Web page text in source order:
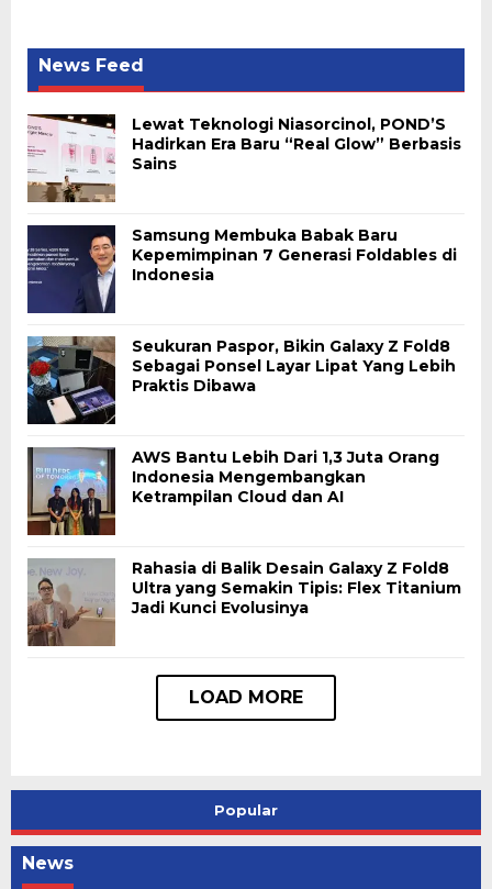
News Feed
Lewat Teknologi Niasorcinol, POND’S
Hadirkan Era Baru “Real Glow” Berbasis
Sains
Samsung Membuka Babak Baru
Kepemimpinan 7 Generasi Foldables di
Indonesia
Seukuran Paspor, Bikin Galaxy Z Fold8
Sebagai Ponsel Layar Lipat Yang Lebih
Praktis Dibawa
AWS Bantu Lebih Dari 1,3 Juta Orang
Indonesia Mengembangkan
Ketrampilan Cloud dan AI
Rahasia di Balik Desain Galaxy Z Fold8
Ultra yang Semakin Tipis: Flex Titanium
Jadi Kunci Evolusinya
Popular
News